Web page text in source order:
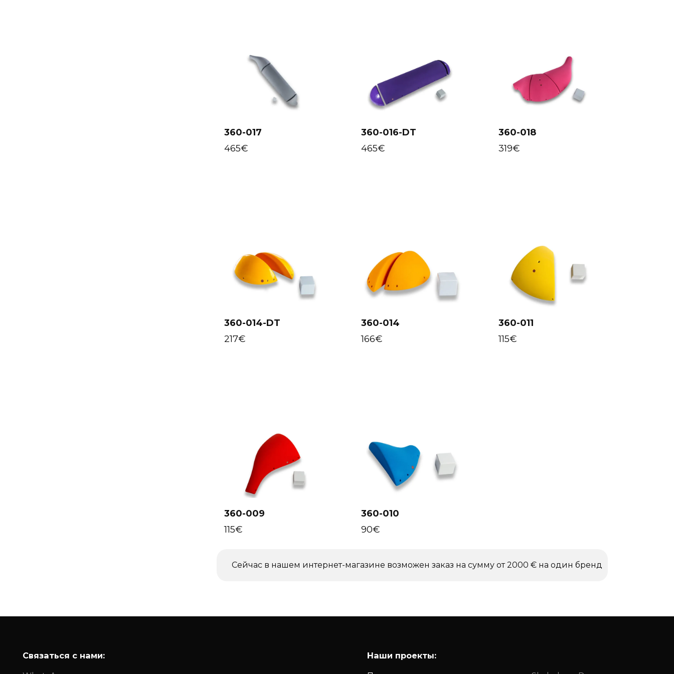
360-017
465€
Select
360-016-DT
465€
360-018
319€
Select
360-014-DT
217€
360-014
166€
360-011
115€
360-009
115€
360-010
90€
Сейчас в нашем интернет-магазине возможен заказ на сумму от 2000 € на один бренд
Связаться с нами:
Наши проекты: